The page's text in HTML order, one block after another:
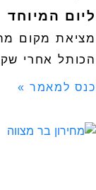
ליום המיוחד
מציאת מקום
הכותל אחרי
כנס למאמר »